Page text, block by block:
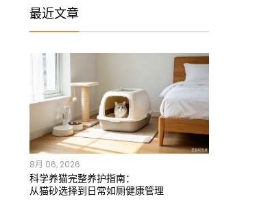
最近文章
8月 06, 2026
科学养猫完整养护指南：
从猫砂选择到日常如厕健康管理